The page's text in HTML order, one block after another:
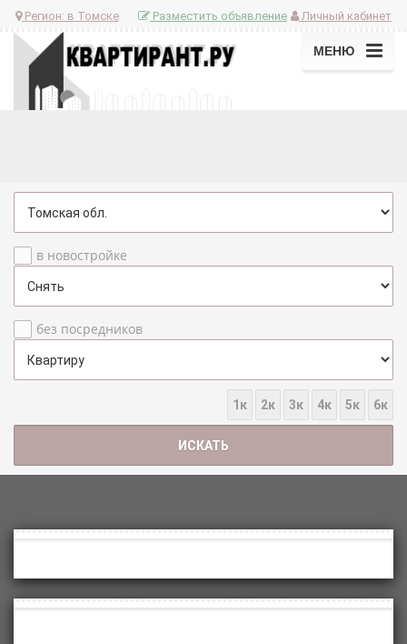
Регион: в Томске Личный кабинет
Разместить объявление
МЕНЮ
в новостройке
без посредников
1к 2к 3к 4к 5к 6к